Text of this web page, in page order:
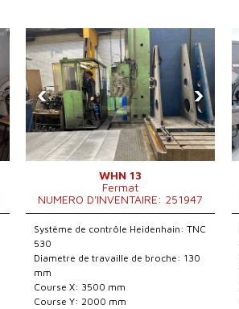
‹ ›
WHN 13
Fermat
NUMERO D'INVENTAIRE: 251947
Système de contrôle Heidenhain: TNC
530
Diametre de travaille de broche: 130
mm
Course X: 3500 mm
Course Y: 2000 mm